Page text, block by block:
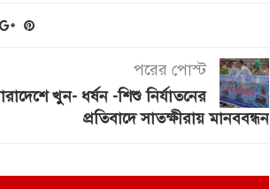
পরের পোস্ট
খুন- ধর্ষন -শিশু নির্যাতনের
প্রতিবাদে সাতক্ষীরায় মানববন্ধন